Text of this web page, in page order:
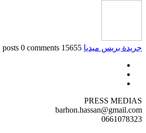
جريدة بريس ميديا 15655 posts
0 comments
PRESS MEDIAS
barhon.hassan@gmail.com
0661078323